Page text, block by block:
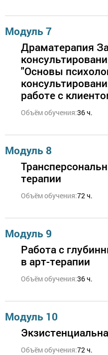
Модуль 7
Драматерапия
"Основы
работе с
Объём обучения:36 ч.
Модуль 8
терапии
Объём обучения:72 ч.
Модуль 9
Работа с
в арт-терапии
Объём обучения:36 ч.
Модуль 10
Объём обучения:72 ч.